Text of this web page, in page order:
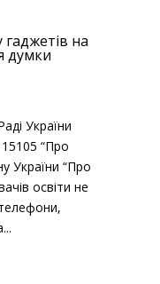
на
думки
України
“Про
України “Про
освіти не